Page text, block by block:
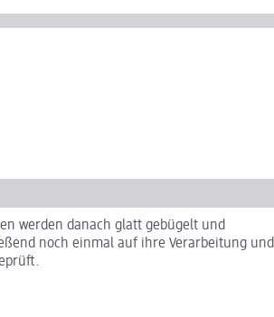
werden danach glatt gebügelt und
noch einmal auf ihre Verarbeitung und